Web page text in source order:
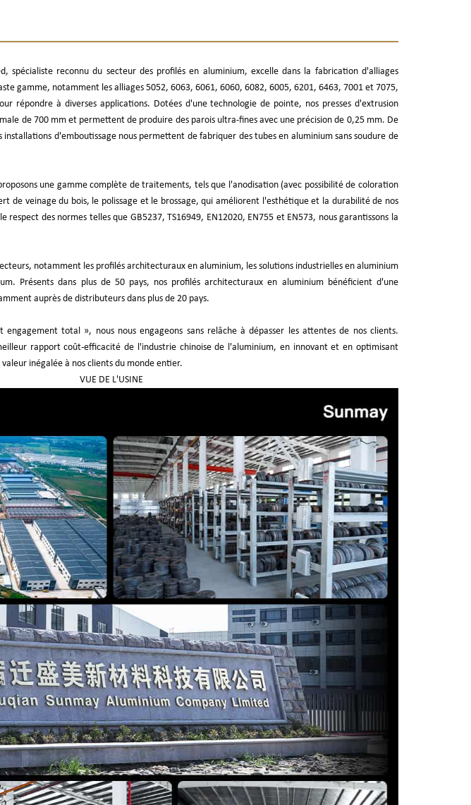
spécialiste reconnu du secteur des profilés en aluminium, excelle dans la fabrication d'alliages
gamme, notamment les alliages 5052, 6063, 6061, 6060, 6082, 6005, 6201, 6463, 7001 et 7075,
répondre à diverses applications. Dotées d'une technologie de pointe, nos presses d'extrusion
de 700 mm et permettent de produire des parois ultra-fines avec une précision de 0,25 mm. De
installations d'emboutissage nous permettent de fabriquer des tubes en aluminium sans soudure de
une gamme complète de traitements, tels que l'anodisation (avec possibilité de coloration
de veinage du bois, le polissage et le brossage, qui améliorent l'esthétique et la durabilité de nos
respect des normes telles que GB5237, TS16949, EN12020, EN755 et EN573, nous garantissons la
notamment les profilés architecturaux en aluminium, les solutions industrielles en aluminium
Présents dans plus de 50 pays, nos profilés architecturaux en aluminium bénéficient d'une
auprès de distributeurs dans plus de 20 pays.
total », nous nous engageons sans relâche à dépasser les attentes de nos clients.
rapport coût-efficacité de l'industrie chinoise de l'aluminium, en innovant et en optimisant
inégalée à nos clients du monde entier.
VUE DE L'USINE